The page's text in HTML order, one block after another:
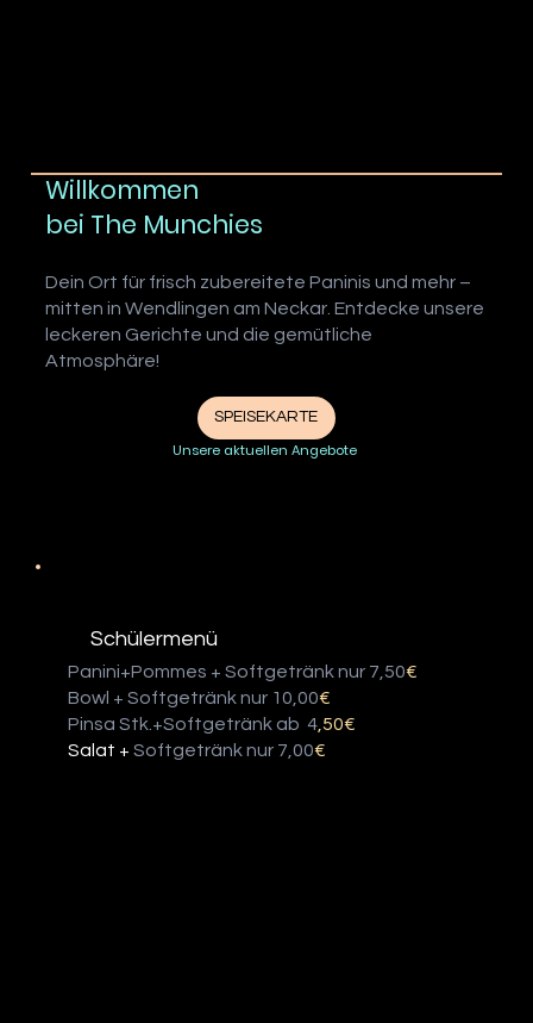
Willkommen
bei The Munchies
Dein Ort für frisch zubereitete Paninis und mehr –
mitten in Wendlingen am Neckar. Entdecke unsere
leckeren Gerichte und die gemütliche
Atmosphäre!
SPEISEKARTE
Unsere aktuellen Angebote
Schülermenü
Panini+Pommes + Softgetränk nur 7,50€
Bowl + Softgetränk nur 10,00€
Pinsa Stk.+Softgetränk ab 4 ,50€
Salat +Softgetränk nur 7,00€